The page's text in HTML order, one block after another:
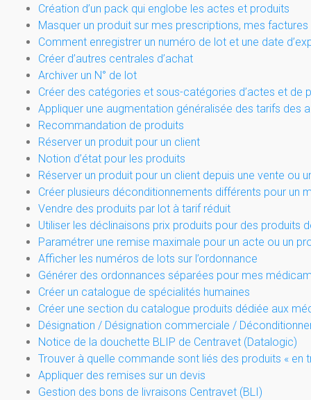
Création d’un pack qui englobe les actes et produits
Masquer un produit sur mes prescriptions, mes
Comment enregistrer un numéro de lot et une date
Créer d’autres centrales d’achat
Archiver un N° de lot
Créer des catégories et sous-catégories d’actes et de
Appliquer une augmentation généralisée des tarifs des
Recommandation de produits
Réserver un produit pour un client
Notion d’état pour les produits
Réserver un produit pour un client depuis une vente ou
Créer plusieurs déconditionnements différents pour un
Vendre des produits par lot à tarif réduit
Utiliser les déclinaisons prix produits pour des produits
Paramétrer une remise maximale pour un acte ou un
Afficher les numéros de lots sur l’ordonnance
Générer des ordonnances séparées pour mes
Créer un catalogue de spécialités humaines
Créer une section du catalogue produits dédiée aux
Désignation / Désignation commerciale /
Notice de la douchette BLIP de Centravet (Datalogic)
Trouver à quelle commande sont liés des produits « en
Appliquer des remises sur un devis
Gestion des bons de livraisons Centravet (BLI)